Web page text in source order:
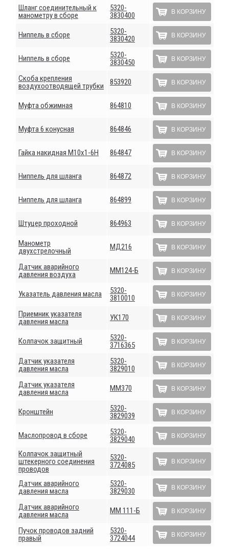
Шланг соединительный к
манометру в сборе
5320-
3830400
В КОРЗИНУ
Ниппель в сборе
5320-
3830420
В КОРЗИНУ
Ниппель в сборе
5320-
3830450
В КОРЗИНУ
Скоба крепления
воздухоотводящей трубки
853920 В КОРЗИНУ
Муфта обжимная 864810 В КОРЗИНУ
Муфта 6 конусная 864846 В КОРЗИНУ
Гайка накидная М10х1-6Н 864847 В КОРЗИНУ
Ниппель для шланга 864872 В КОРЗИНУ
Ниппель для шланга 864899 В КОРЗИНУ
Штуцер проходной 864963 В КОРЗИНУ
Манометр
двухстрелочный
МД216 В КОРЗИНУ
Датчик аварийного
давления воздуха
ММ124-Б В КОРЗИНУ
Указатель давления масла
5320-
3810010
В КОРЗИНУ
Приемник указателя
давления масла
УК170 В КОРЗИНУ
Колпачок защитный
5320-
3716365
В КОРЗИНУ
Датчик указателя
давления масла
5320-
3829010
В КОРЗИНУ
Датчик указателя
давления масла
ММ370 В КОРЗИНУ
Кронштейн
5320-
3829039
В КОРЗИНУ
Маслопровод в сборе
5320-
3829040
В КОРЗИНУ
Колпачок защитный
штекерного соединения
проводов
5320-
3724085
В КОРЗИНУ
Датчик аварийного
давления масла
5320-
3829030
В КОРЗИНУ
Датчик аварийного
давления масла
ММ 111-Б В КОРЗИНУ
Пучок проводов задний
правый
5320-
3724044
В КОРЗИНУ